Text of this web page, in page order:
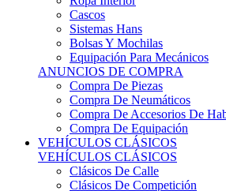
Sistemas Hans
Bolsas Y Mochilas
Equipación Para Mecánicos
ANUNCIOS DE COMPRA
Compra De Piezas
Compra De Neumáticos
Compra De Accesorios De
Compra De Equipación
VEHÍCULOS CLÁSICOS
VEHÍCULOS CLÁSICOS
Clásicos De Calle
Clásicos De Competición
Motores